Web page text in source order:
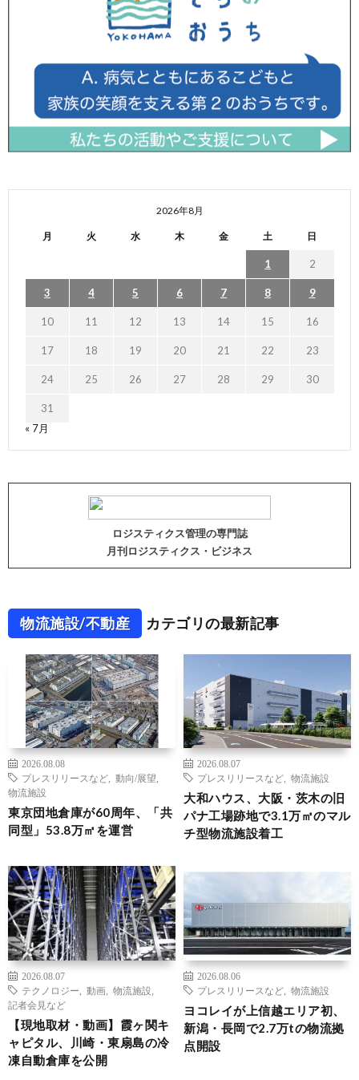
2026年8月
月 火 水 木 金 土 日
1 2
3 4 5 6 7 8 9
10 11 12 13 14 15 16
17 18 19 20 21 22 23
24 25 26 27 28 29 30
31
« 7月
ロジスティクス管理の専門誌
月刊ロジスティクス・ビジネス
物流施設/不動産 カテゴリの最新記事
2026.08.08
プレスリリースなど
動向/展望
物流施設
東京団地倉庫が60周年、「共
同型」53.8万㎡を運営
2026.08.07
プレスリリースなど
物流施設
大和ハウス、大阪・茨木の旧
パナ工場跡地で3.1万㎡のマル
チ型物流施設着工
2026.08.07
テクノロジー
動画 物流施設
記者会見など
【現地取材・動画】霞ヶ関キ
ャピタル、川崎・東扇島の冷
凍自動倉庫を公開
2026.08.06
プレスリリースなど
物流施設
ヨコレイが上信越エリア初、
新潟・長岡で2.7万tの物流拠
点開設